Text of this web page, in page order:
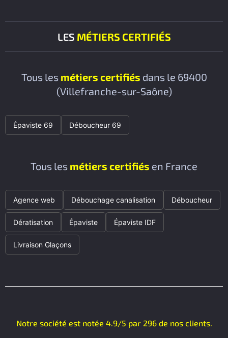
LES MÉTIERS CERTIFIÉS
Tous les métiers certifiés dans le 69400
(Villefranche-sur-Saône)
Épaviste 69 Déboucheur 69
Tous les métiers certifiés en France
Agence web Débouchage canalisation Déboucheur
Dératisation Épaviste Épaviste IDF
Livraison Glaçons
Notre société est notée 4.9/5 par 296 de nos clients.